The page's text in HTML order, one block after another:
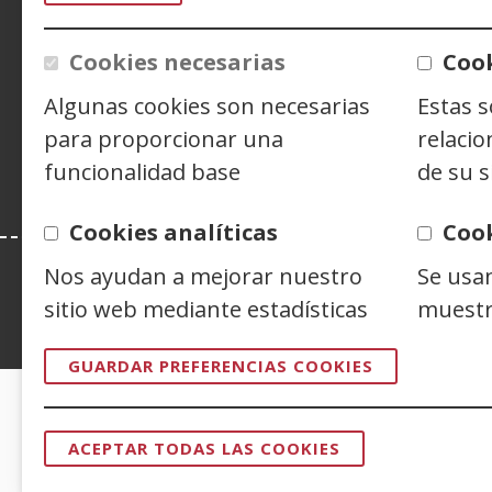
Cookies necesarias
Algunas cookies son necesarias
para proporcionar una
funcionalidad base
Estas
de su
Cookies analíticas
Nos ayudan a mejorar nuestro
sitio web mediante estadísticas
Se
GUARDAR PREFERENCIAS COOKIES
ACEPTAR TODAS LAS COOKIES
Siguenos en: Facebook
(Abre
Twitter
(Abre
nueva
ventana)
(Abre
en
nueva
Esta web se ajusta a lo establecido en
CERTIFICADOS DE CALIDAD